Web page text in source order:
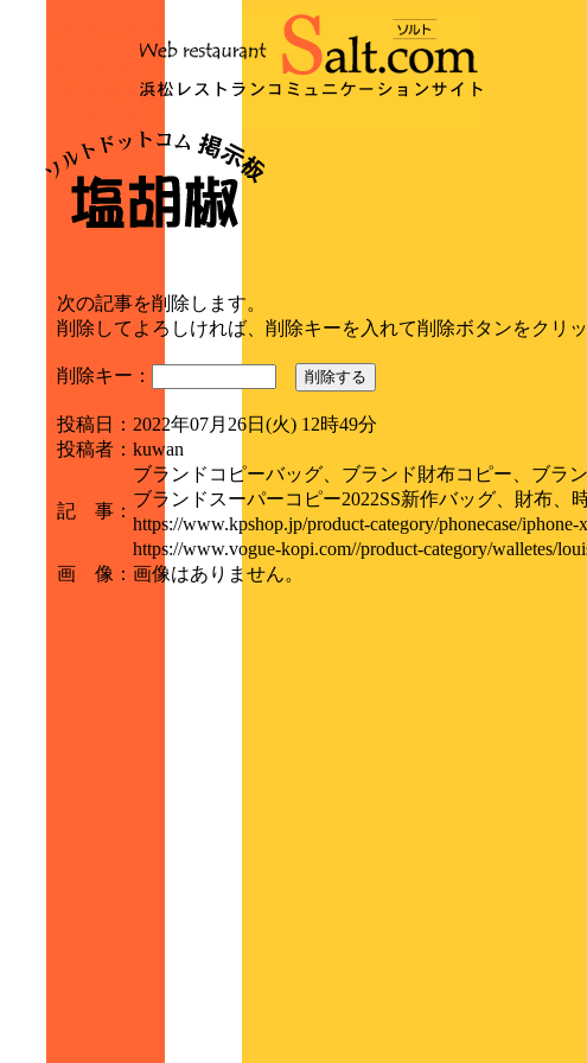
次の記事を削除します。
削除してよろしければ、削除キーを入れて削除ボタンをクリッ
削除キー： 削除する
投稿日 ： 2022年07月26日(火) 12時49分
投稿者 ： kuwan
記 事 ：
ブランドコピーバッグ、ブランド財布コピー、ブラ
ブランドスーパーコピー2022SS新作バッグ、財布、
https://www.kpshop.jp/product-category/phonecase/
https://www.vogue-kopi.com//product-category/walletes/
画 像 ： 画像はありません。